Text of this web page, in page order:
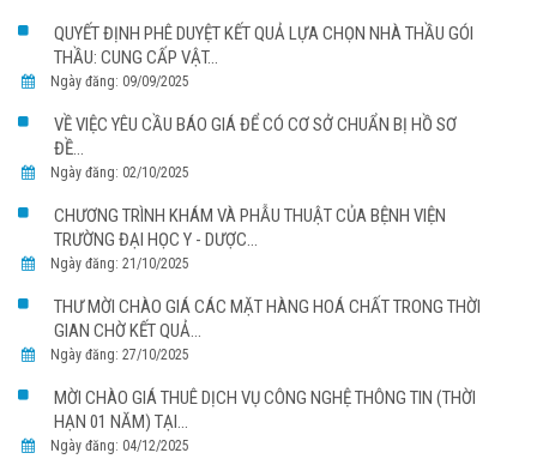
QUYẾT ĐỊNH PHÊ DUYỆT KẾT QUẢ LỰA CHỌN NHÀ THẦU GÓI
THẦU: CUNG CẤP VẬT...
Ngày đăng: 09/09/2025
VỀ VIỆC YÊU CẦU BÁO GIÁ ĐỂ CÓ CƠ SỞ CHUẨN BỊ HỒ SƠ
ĐỀ...
Ngày đăng: 02/10/2025
CHƯƠNG TRÌNH KHÁM VÀ PHẪU THUẬT CỦA BỆNH VIỆN
TRƯỜNG ĐẠI HỌC Y - DƯỢC...
Ngày đăng: 21/10/2025
THƯ MỜI CHÀO GIÁ CÁC MẶT HÀNG HOÁ CHẤT TRONG THỜI
GIAN CHỜ KẾT QUẢ...
Ngày đăng: 27/10/2025
MỜI CHÀO GIÁ THUÊ DỊCH VỤ CÔNG NGHỆ THÔNG TIN (THỜI
HẠN 01 NĂM) TẠI...
Ngày đăng: 04/12/2025